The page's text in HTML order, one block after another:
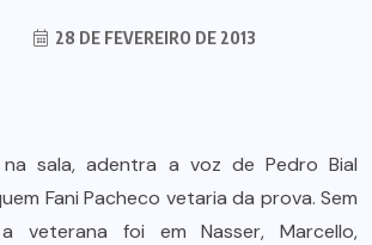
28 DE FEVEREIRO DE 2013
sala, adentra a voz de Pedro Bial
Fani Pacheco vetaria da prova. Sem
veterana foi em Nasser, Marcello,